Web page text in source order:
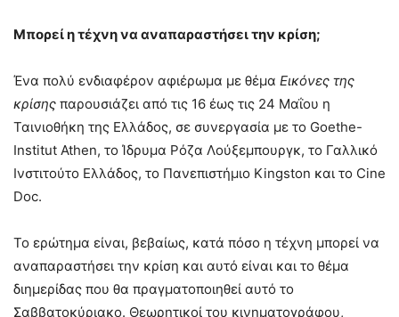
Μπορεί η τέχνη να αναπαραστήσει την κρίση;
Ένα πολύ ενδιαφέρον αφιέρωμα με θέμα Εικόνες της
κρίσης παρουσιάζει από τις 16 έως τις 24 Μαΐου η
Ταινιοθήκη της Ελλάδος, σε συνεργασία με το Goethe-
Institut Athen, το Ίδρυμα Ρόζα Λούξεμπουργκ, το Γαλλικό
Ινστιτούτο Ελλάδος, το Πανεπιστήμιο Kingston και το Cine
Doc.
Το ερώτημα είναι, βεβαίως, κατά πόσο η τέχνη μπορεί να
αναπαραστήσει την κρίση και αυτό είναι και το θέμα
διημερίδας που θα πραγματοποιηθεί αυτό το
Σαββατοκύριακο. Θεωρητικοί του κινηματογράφου,